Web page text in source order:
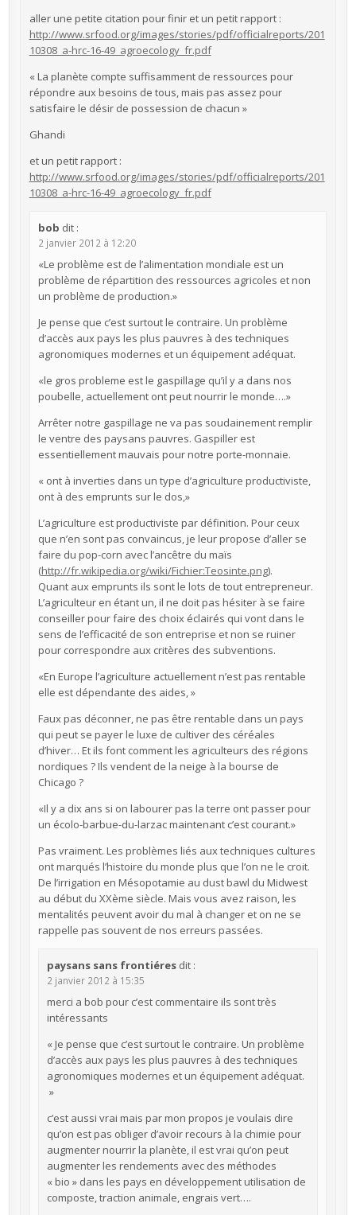
aller une petite citation pour finir et un petit rapport :
http://www.srfood.org/images/stories/pdf/officialreports/201
10308_a-hrc-16-49_agroecology_fr.pdf
« La planète compte suffisamment de ressources pour
répondre aux besoins de tous, mais pas assez pour
satisfaire le désir de possession de chacun »
Ghandi
et un petit rapport :
http://www.srfood.org/images/stories/pdf/officialreports/201
10308_a-hrc-16-49_agroecology_fr.pdf
bob dit :
2 janvier 2012 à 12:20
«Le problème est de l’alimentation mondiale est un
problème de répartition des ressources agricoles et non
un problème de production.»
Je pense que c’est surtout le contraire. Un problème
d’accès aux pays les plus pauvres à des techniques
agronomiques modernes et un équipement adéquat.
«le gros probleme est le gaspillage qu’il y a dans nos
poubelle, actuellement ont peut nourrir le monde….»
Arrêter notre gaspillage ne va pas soudainement remplir
le ventre des paysans pauvres. Gaspiller est
essentiellement mauvais pour notre porte-monnaie.
« ont à inverties dans un type d’agriculture productiviste,
ont à des emprunts sur le dos,»
L’agriculture est productiviste par définition. Pour ceux
que n’en sont pas convaincus, je leur propose d’aller se
faire du pop-corn avec l’ancêtre du maïs
(http://fr.wikipedia.org/wiki/Fichier:Teosinte.png).
Quant aux emprunts ils sont le lots de tout entrepreneur.
L’agriculteur en étant un, il ne doit pas hésiter à se faire
conseiller pour faire des choix éclairés qui vont dans le
sens de l’efficacité de son entreprise et non se ruiner
pour correspondre aux critères des subventions.
«En Europe l’agriculture actuellement n’est pas rentable
elle est dépendante des aides, »
Faux pas déconner, ne pas être rentable dans un pays
qui peut se payer le luxe de cultiver des céréales
d’hiver… Et ils font comment les agriculteurs des régions
nordiques ? Ils vendent de la neige à la bourse de
Chicago ?
«Il y a dix ans si on labourer pas la terre ont passer pour
un écolo-barbue-du-larzac maintenant c’est courant.»
Pas vraiment. Les problèmes liés aux techniques cultures
ont marqués l’histoire du monde plus que l’on ne le croit.
De l’irrigation en Mésopotamie au dust bawl du Midwest
au début du XXème siècle. Mais vous avez raison, les
mentalités peuvent avoir du mal à changer et on ne se
rappelle pas souvent de nos erreurs passées.
paysans sans frontiéres dit :
2 janvier 2012 à 15:35
merci a bob pour c’est commentaire ils sont très
intéressants
« Je pense que c’est surtout le contraire. Un problème
d’accès aux pays les plus pauvres à des techniques
agronomiques modernes et un équipement adéquat.
»
c’est aussi vrai mais par mon propos je voulais dire
qu’on est pas obliger d’avoir recours à la chimie pour
augmenter nourrir la planète, il est vrai qu’on peut
augmenter les rendements avec des méthodes
« bio » dans les pays en développement utilisation de
composte, traction animale, engrais vert….